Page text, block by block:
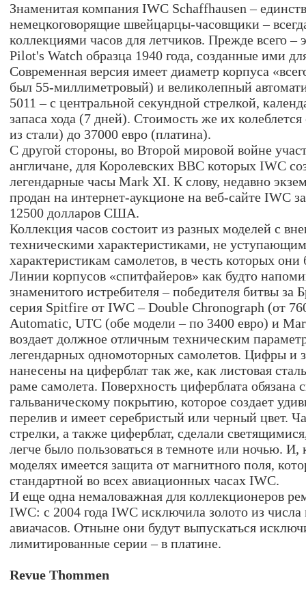
Знаменитая компания IWC Schaffhausen –
немецкоговорящие швейцарцы-часовщики –
коллекциями часов для летчиков. Прежде всего –
Pilot's Watch образца 1940 года, созданные ими
Современная версия имеет диаметр корпуса
был 55-миллиметровый) и великолепный
5011 – с центральной секундной стрелкой,
запаса хода (7 дней). Стоимость же их
из стали) до 37000 евро (платина).
С другой стороны, во Второй мировой войне
англичане, для Королевских ВВС которых IWC
легендарные часы Mark XI. К слову, недавно
продан на интернет-аукционе на веб-сайте IWC
12500 долларов США.
Коллекция часов состоит из разных моделей с
техническими характеристиками, не
характеристикам самолетов, в честь которых
Линии корпусов «спитфайеров» как будто
знаменитого истребителя – победителя битвы
серия Spitfire от IWC – Double Chronograph (от
Automatic, UTC (обе модели – по 3400 евро) и
воздает должное отличным техническим
легендарных одномоторных самолетов. Цифры и
нанесены на циферблат так же, как листовая
раме самолета. Поверхность циферблата обязана
гальваническому покрытию, которое создает
перелив и имеет серебристый или черный цвет.
стрелки, а также циферблат, сделали
легче было пользоваться в темноте или ночью. И,
моделях имеется защита от магнитного поля,
стандартной во всех авиационных часах IWC.
И еще одна немаловажная для коллекционеров
IWC: с 2004 года IWC исключила золото из числа
авиачасов. Отныне они будут выпускаться
лимитированные серии – в платине.
Revue Thommen